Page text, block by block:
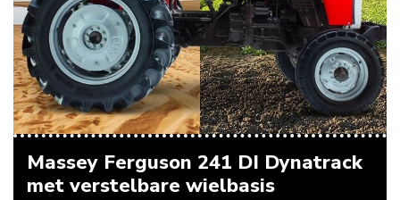
Massey Ferguson 241 DI Dynatrack
met verstelbare wielbasis